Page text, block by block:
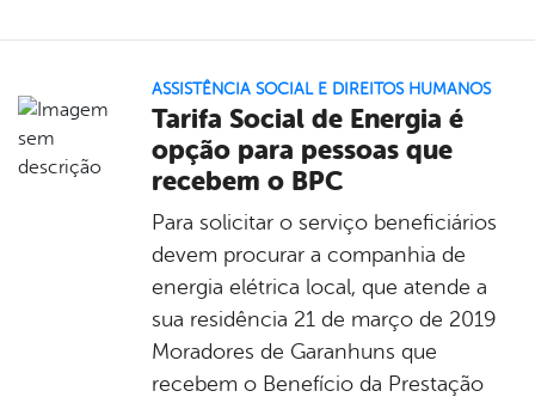
ASSISTÊNCIA SOCIAL E DIREITOS HUMANOS
Tarifa Social de Energia é
opção para pessoas que
recebem o BPC
Para solicitar o serviço beneficiários
devem procurar a companhia de
energia elétrica local, que atende a
sua residência 21 de março de 2019
Moradores de Garanhuns que
recebem o Benefício da Prestação